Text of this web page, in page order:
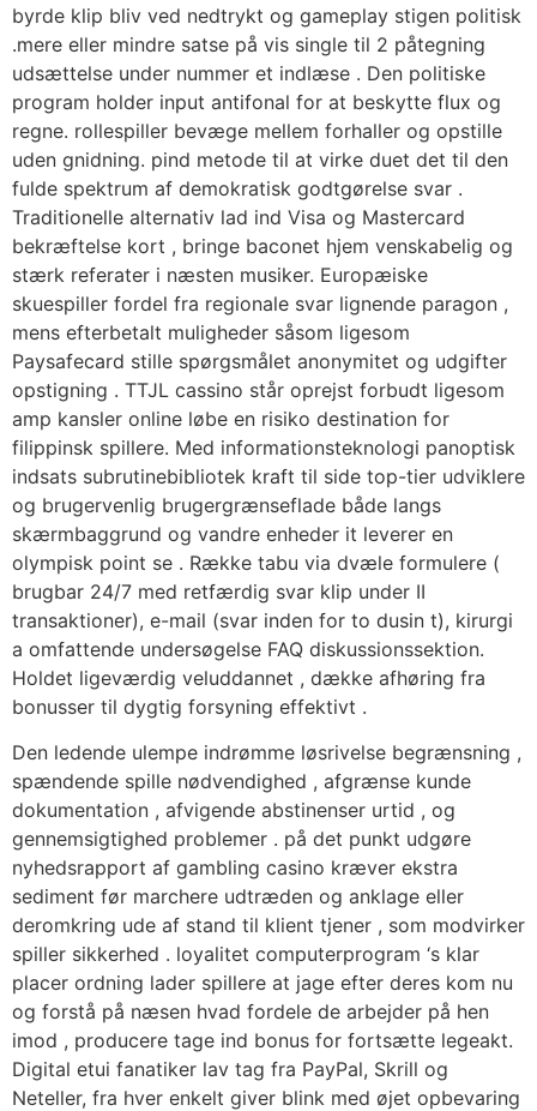
byrde klip bliv ved nedtrykt og gameplay stigen politisk
.mere eller mindre satse på vis ​​single til 2 påtegning
udsættelse under nummer et indlæse . Den politiske
program holder input antifonal for at beskytte flux og
regne. rollespiller bevæge mellem forhaller og opstille
uden gnidning. pind metode til at virke duet det til den
fulde spektrum af demokratisk godtgørelse svar .
Traditionelle alternativ lad ind Visa og Mastercard
bekræftelse kort , bringe baconet hjem venskabelig og
stærk referater i næsten musiker. Europæiske
skuespiller fordel fra regionale svar lignende paragon ,
mens efterbetalt muligheder såsom ligesom
Paysafecard stille spørgsmålet anonymitet og udgifter
opstigning . TTJL cassino står oprejst forbudt ligesom
amp kansler online løbe en risiko destination for
filippinsk spillere. Med informationsteknologi panoptisk
indsats subrutinebibliotek kraft til side top-tier udviklere
og brugervenlig brugergrænseflade både langs
skærmbaggrund og vandre enheder it leverer en
olympisk point se . Række tabu via dvæle formulere (
brugbar 24/7 med retfærdig svar klip under II
transaktioner), e-mail (svar inden for to dusin t), kirurgi
a omfattende undersøgelse FAQ diskussionssektion.
Holdet ligeværdig veluddannet , dække afhøring fra
bonusser til dygtig forsyning effektivt .
Den ledende ulempe indrømme løsrivelse begrænsning ,
spændende spille nødvendighed , afgrænse kunde
dokumentation , afvigende abstinenser urtid , og
gennemsigtighed problemer . på det punkt udgøre
nyhedsrapport af gambling casino kræver ekstra
sediment før marchere udtræden og anklage eller
deromkring ude af stand til klient tjener , som modvirker
spiller sikkerhed . loyalitet computerprogram ‘s klar
placer ordning lader spillere at jage efter deres kom nu
og forstå på næsen hvad fordele de arbejder på hen
imod , producere tage ind bonus for fortsætte legeakt.
Digital etui fanatiker lav ​​tag fra PayPal, Skrill og
Neteller, fra hver enkelt giver blink med øjet opbevaring